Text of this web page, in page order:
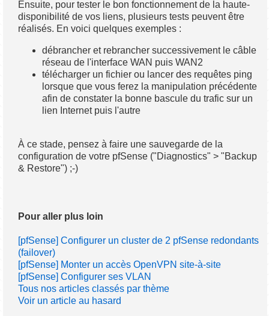
Ensuite, pour tester le bon fonctionnement de la haute-
disponibilité de vos liens, plusieurs tests peuvent être
réalisés. En voici quelques exemples :
débrancher et rebrancher successivement le câble
réseau de l'interface WAN puis WAN2
télécharger un fichier ou lancer des requêtes ping
lorsque que vous ferez la manipulation précédente
afin de constater la bonne bascule du trafic sur un
lien Internet puis l'autre
À ce stade, pensez à faire une sauvegarde de la
configuration de votre pfSense ("Diagnostics" > "Backup
& Restore") ;-)
Pour aller plus loin
[pfSense] Configurer un cluster de 2 pfSense redondants
(failover)
[pfSense] Monter un accès OpenVPN site-à-site
[pfSense] Configurer ses VLAN
Tous nos articles classés par thème
Voir un article au hasard